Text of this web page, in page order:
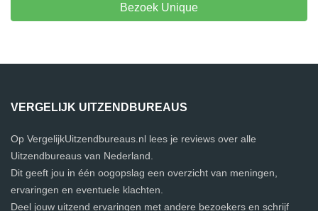
Bezoek Unique
VERGELIJK UITZENDBUREAUS
Op VergelijkUitzendbureaus.nl lees je reviews over alle
Uitzendbureaus van Nederland.
Dit geeft jou in één oogopslag een overzicht van meningen,
ervaringen en eventuele klachten.
Deel jouw uitzend ervaringen met andere bezoekers en schrijf